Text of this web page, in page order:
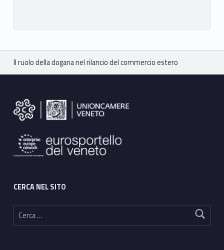
Breadcrumbs navigation
Il ruolo della dogana nel rilancio del commercio estero
CERCA NEL SITO
Ricerca per: